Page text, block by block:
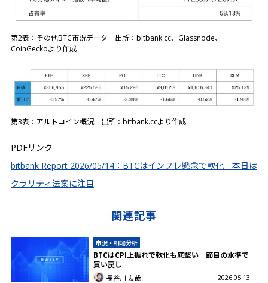
第2表：その他BTC市況データ 出所：bitbank.cc、Glassnode、
CoinGeckoより作成
第3表：アルトコイン概況 出所：bitbank.ccより作成
PDFリンク
bitbank Report 2026/05/14：BTCはインフレ懸念で軟化 本日は
クラリティ法案に注目
関連記事
市況・相場分析
BTCはCPI上振れで軟化も底堅い 節目の水準で
買い戻し
長谷川 友哉 2026.05.13